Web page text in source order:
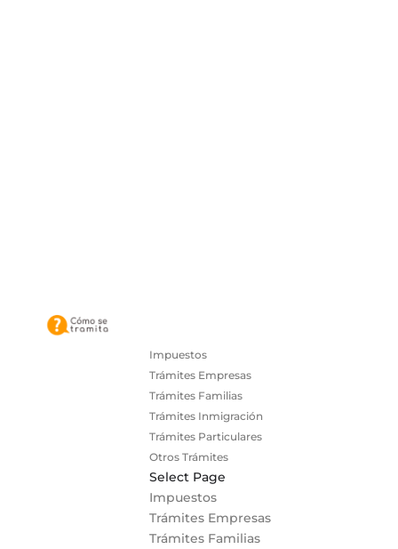
Impuestos
Trámites Empresas
Trámites Familias
Trámites Inmigración
Trámites Particulares
Otros Trámites
Select Page
Impuestos
Trámites Empresas
Trámites Familias